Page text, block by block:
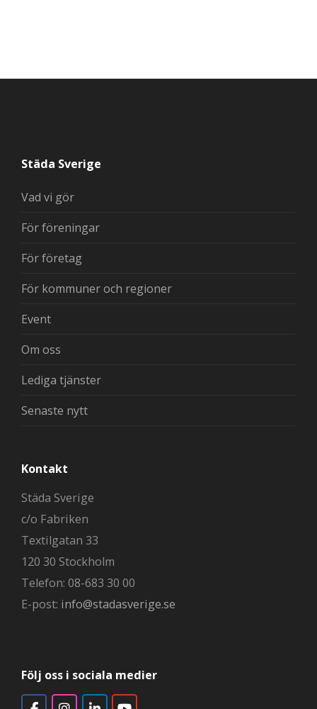
Städa Sverige
Vad vi gör
För föreningar
För företag
För kommuner och regioner
Event
Om oss
Lediga tjänster
Senaste nytt
Kontakt
Städa Sverige
c/o Fabriken
Textilgatan 33
120 30 Stockholm
Telefon: 08-683 30 00
E-post: info@stadasverige.se
Följ oss i sociala medier